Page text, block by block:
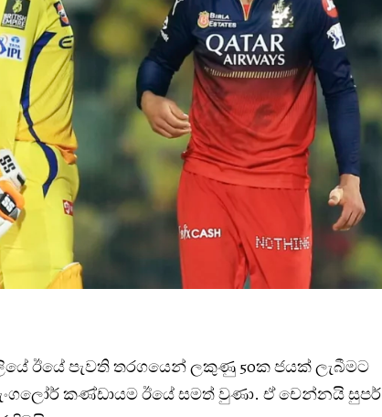
ඊයේ පැවති තරගයෙන් ලකුණු 50ක ජයක් ලැබීමට
කණ්ඩායම ඊයේ සමත් වුණා. ඒ චෙන්නයි සුපර්